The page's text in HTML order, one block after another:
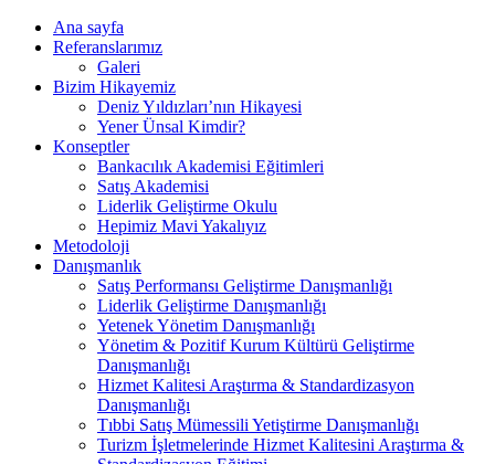
Ana sayfa
Referanslarımız
Galeri
Bizim Hikayemiz
Deniz Yıldızları’nın Hikayesi
Yener Ünsal Kimdir?
Konseptler
Bankacılık Akademisi Eğitimleri
Satış Akademisi
Liderlik Geliştirme Okulu
Hepimiz Mavi Yakalıyız
Metodoloji
Danışmanlık
Satış Performansı Geliştirme Danışmanlığı
Liderlik Geliştirme Danışmanlığı
Yetenek Yönetim Danışmanlığı
Yönetim & Pozitif Kurum Kültürü Geliştirme
Danışmanlığı
Hizmet Kalitesi Araştırma & Standardizasyon
Danışmanlığı
Tıbbi Satış Mümessili Yetiştirme Danışmanlığı
Turizm İşletmelerinde Hizmet Kalitesini Araştırma &